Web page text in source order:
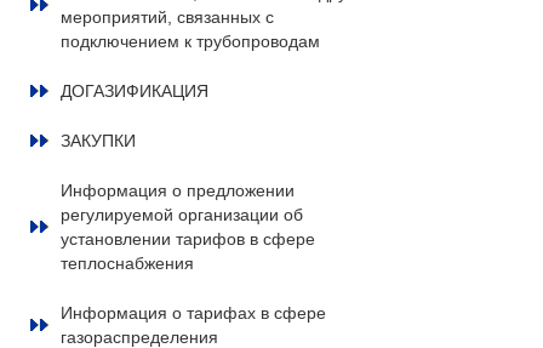
мероприятий, связанных с
подключением к трубопроводам
ДОГАЗИФИКАЦИЯ
ЗАКУПКИ
Информация о предложении
регулируемой организации об
установлении тарифов в сфере
теплоснабжения
Информация о тарифах в сфере
газораспределения